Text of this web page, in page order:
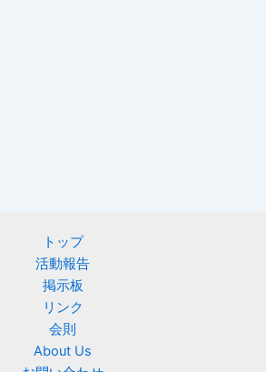
トップ
活動報告
掲示板
リンク
会則
About Us